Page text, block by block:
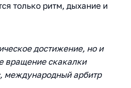
только ритм, дыхание и
достижение, но и
вращение скакалки
международный арбитр